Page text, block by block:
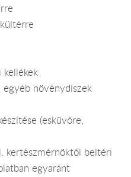
kellékek
egyéb növénydíszek
(esküvőre,
kertészmérnöktől beltéri
egyaránt